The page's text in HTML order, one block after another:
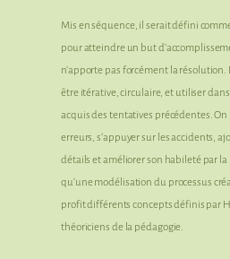
Mis en séquence, il serait défini
pour atteindre un but
n’apporte pas forcément la résolution.
être itérative, circulaire, et utiliser
acquis des tentatives précédentes. On
erreurs, s’appuyer sur les accidents,
détails et améliorer son habileté par la
qu’une modélisation du processus
profit différents concepts définis par
théoriciens de la pédagogie.